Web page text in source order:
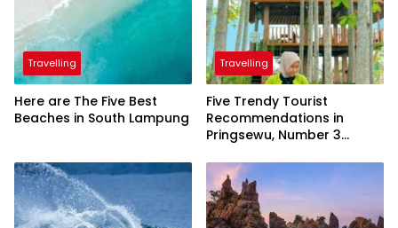
Travelling
Here are The Five Best
Beaches in South Lampung
Travelling
Five Trendy Tourist
Recommendations in
Pringsewu, Number 3
President